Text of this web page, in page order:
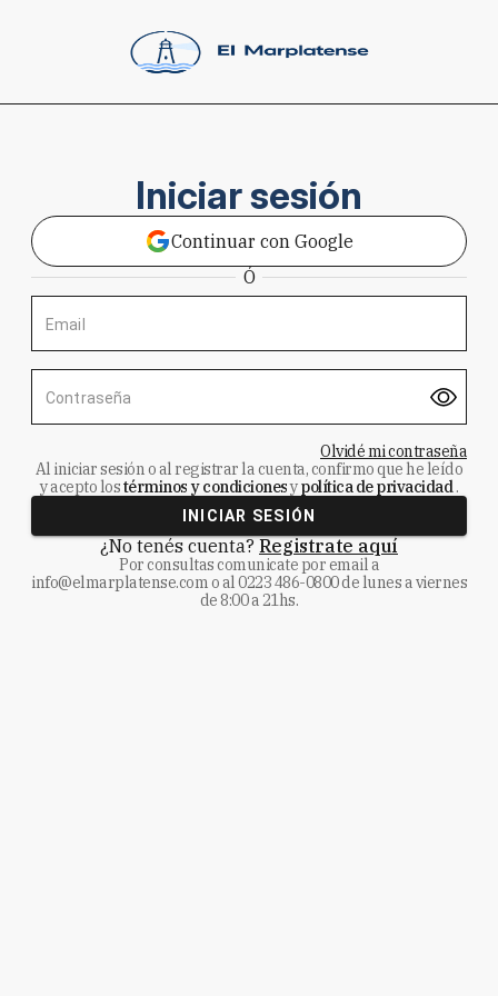
Iniciar sesión
Continuar con Google
Ó
Email
Contraseña
Olvidé mi contraseña
Al iniciar sesión o al registrar la cuenta, confirmo que he leído
y acepto lostérminos y condicionesypolítica de privacidad.
INICIAR SESIÓN
¿No tenés cuenta? Registrate aquí
Por consultas comunicate por email a
info@elmarplatense.como al0223 486-0800de lunes a viernes
de 8:00 a 21hs.